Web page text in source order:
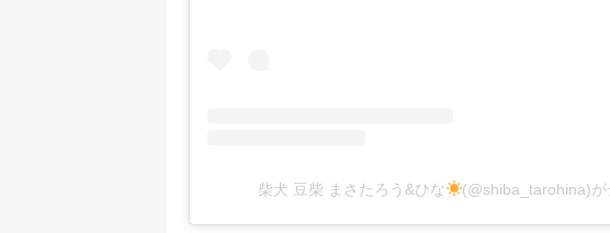
柴犬 豆柴 まさたろう&ひな (@shiba_tarohina)